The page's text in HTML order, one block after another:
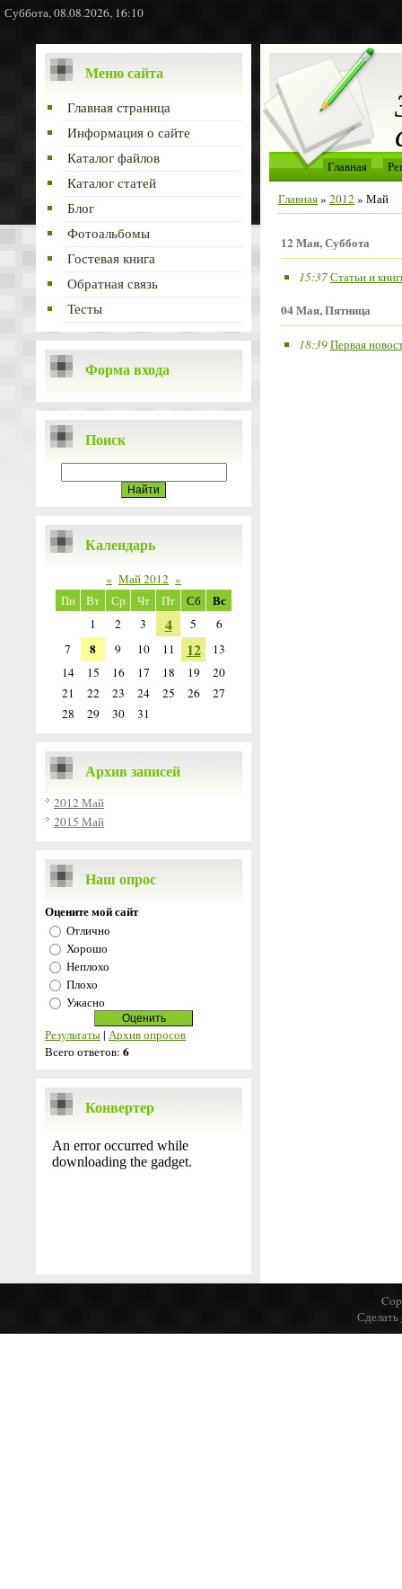
Суббота, 08.08.2026, 16:10
Меню сайта
Главная страница
Информация о сайте
Каталог файлов
Каталог статей
Блог
Фотоальбомы
Гостевая книга
Обратная связь
Тесты
Форма входа
Поиск
Календарь
« Май 2012 »
Пн
Вт Ср Чт Пт Сб Вс
1 2 3 4 5
6
7
8 9 10 11 12
13
14
15 16 17 18 19
20
21
22 23 24 25 26
27
28
29 30 31
Архив записей
2012 Май
2015 Май
Наш опрос
Оцените мой сайт
Отлично
Хорошо
Неплохо
Плохо
Ужасно
Результаты| Архив опросов
Всего ответов: 6
Конвертер
Главная
Главная» 2012» Май
12 Мая, Суббота
15:37Статьи и
04 Мая, Пятница
18:39Первая
Сделать